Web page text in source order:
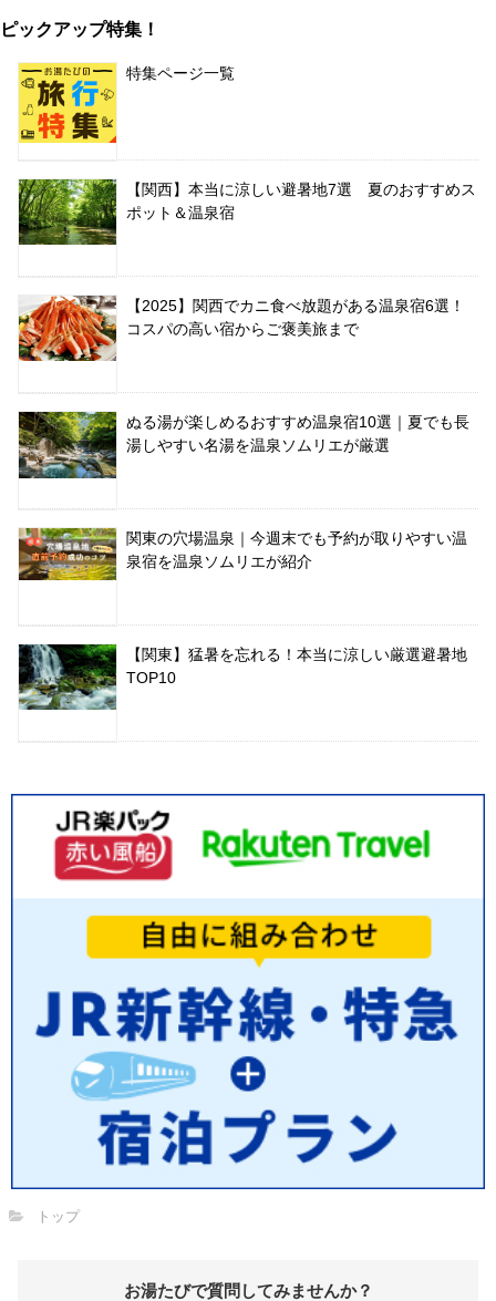
ピックアップ特集！
特集ページ一覧
【関西】本当に涼しい避暑地7選 夏のおすすめス
ポット＆温泉宿
【2025】関西でカニ食べ放題がある温泉宿6選！
コスパの高い宿からご褒美旅まで
ぬる湯が楽しめるおすすめ温泉宿10選｜夏でも長
湯しやすい名湯を温泉ソムリエが厳選
関東の穴場温泉｜今週末でも予約が取りやすい温
泉宿を温泉ソムリエが紹介
【関東】猛暑を忘れる！本当に涼しい厳選避暑地
TOP10
トップ
お湯たびで質問してみませんか？